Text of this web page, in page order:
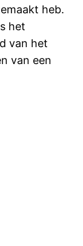
heb.
het
van het
van een